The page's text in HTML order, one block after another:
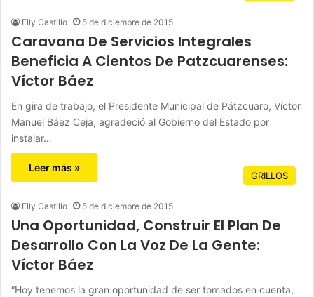
Elly Castillo 5 de diciembre de 2015
Caravana De Servicios Integrales
Beneficia A Cientos De Patzcuarenses:
Víctor Báez
En gira de trabajo, el Presidente Municipal de Pátzcuaro, Víctor
Manuel Báez Ceja, agradeció al Gobierno del Estado por
instalar…
Leer más »
GRILLOS
Elly Castillo 5 de diciembre de 2015
Una Oportunidad, Construir El Plan De
Desarrollo Con La Voz De La Gente:
Víctor Báez
“Hoy tenemos la gran oportunidad de ser tomados en cuenta,